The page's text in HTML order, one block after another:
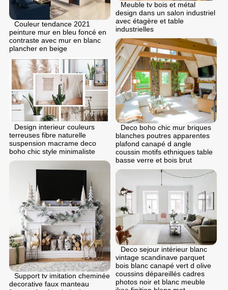
Meuble tv bois et métal
design dans un salon industriel
avec étagère et table
industrielles
Couleur tendance 2021
peinture mur en bleu foncé en
contraste avec mur en blanc
plancher en beige
Deco boho chic mur briques
blanches poutres apparentes
plafond canapé d angle
coussin motifs ethniques table
basse verre et bois brut
Design interieur couleurs
terreuses fibre naturelle
suspension macrame deco
boho chic style minimaliste
Support tv imitation cheminée
decorative faux manteau
Deco sejour intérieur blanc
vintage scandinave parquet
bois blanc canapé vert d olive
coussins dépareillés cadres
photos noir et blanc meuble